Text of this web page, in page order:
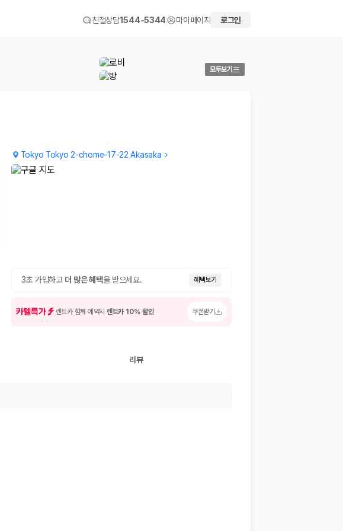
확인해야 실제로 저렴한 차량을 고를 수 있습니다.
친절상담1544-5344 마이페이지 로그인
모두보기
Tokyo Tokyo 2-chome-17-22 Akasaka
3초 가입하고 더 많은 혜택을 받으세요. 혜택보기
카텔특가 렌트카 함께 예약시 렌트카 10% 할인 쿠폰받기
리뷰